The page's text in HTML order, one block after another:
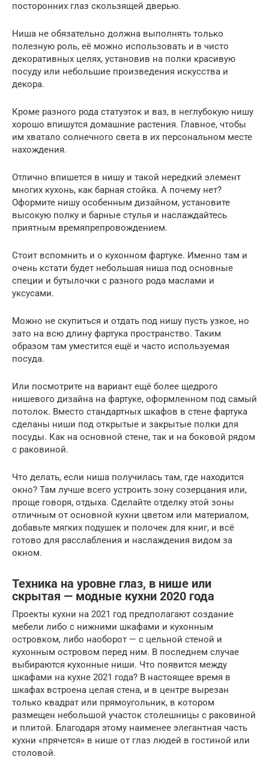
посторонних глаз скользящей дверью.
Ниша не обязательно должна выполнять только
полезную роль, её можно использовать и в чисто
декоративных целях, установив на полки красивую
посуду или небольшие произведения искусства и
декора.
Кроме разного рода статуэток и ваз, в неглубокую нишу
хорошо впишутся домашние растения. Главное, чтобы
им хватало солнечного света в их персональном месте
нахождения.
Отлично впишется в нишу и такой нередкий элемент
многих кухонь, как барная стойка. А почему нет?
Оформите нишу особенным дизайном, установите
высокую полку и барные стулья и наслаждайтесь
приятным времяпрепровождением.
Стоит вспомнить и о кухонном фартуке. Именно там и
очень кстати будет небольшая ниша под основные
специи и бутылочки с разного рода маслами и
уксусами.
Можно не скупиться и отдать под нишу пусть узкое, но
зато на всю длину фартука пространство. Таким
образом там уместится ещё и часто используемая
посуда.
Или посмотрите на вариант ещё более щедрого
нишевого дизайна на фартуке, оформленном под самый
потолок. Вместо стандартных шкафов в стене фартука
сделаны ниши под открытые и закрытые полки для
посуды. Как на основной стене, так и на боковой рядом
с раковиной.
Что делать, если ниша получилась там, где находится
окно? Там лучше всего устроить зону созерцания или,
проще говоря, отдыха. Сделайте отделку этой зоны
отличным от основной кухни цветом или материалом,
добавьте мягких подушек и полочек для книг, и всё
готово для расслабления и наслаждения видом за
окном.
Техника на уровне глаз, в нише или
скрытая — модные кухни 2020 года
Проекты кухни на 2021 год предполагают создание
мебели либо с нижними шкафами и кухонным
островком, либо наоборот — с цельной стеной и
кухонным островом перед ним. В последнем случае
выбираются кухонные ниши. Что появится между
шкафами на кухне 2021 года? В настоящее время в
шкафах встроена целая стена, и в центре вырезан
только квадрат или прямоугольник, в котором
размещен небольшой участок столешницы с раковиной
и плитой. Благодаря этому наименее элегантная часть
кухни «прячется» в нише от глаз людей в гостиной или
столовой.